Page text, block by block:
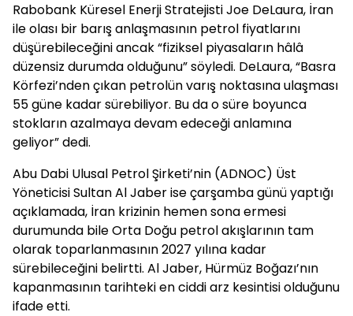
Rabobank Küresel Enerji Stratejisti Joe DeLaura, İran
ile olası bir barış anlaşmasının petrol fiyatlarını
düşürebileceğini ancak “fiziksel piyasaların hâlâ
düzensiz durumda olduğunu” söyledi. DeLaura, “Basra
Körfezi’nden çıkan petrolün varış noktasına ulaşması
55 güne kadar sürebiliyor. Bu da o süre boyunca
stokların azalmaya devam edeceği anlamına
geliyor” dedi.
Abu Dabi Ulusal Petrol Şirketi’nin (ADNOC) Üst
Yöneticisi Sultan Al Jaber ise çarşamba günü yaptığı
açıklamada, İran krizinin hemen sona ermesi
durumunda bile Orta Doğu petrol akışlarının tam
olarak toparlanmasının 2027 yılına kadar
sürebileceğini belirtti. Al Jaber, Hürmüz Boğazı’nın
kapanmasının tarihteki en ciddi arz kesintisi olduğunu
ifade etti.